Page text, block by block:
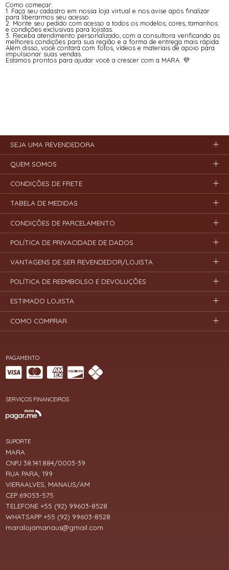
Como começar:
1. Faça seu cadastro em nossa loja virtual e nos avise após finalizar
para liberarmos seu acesso.
2. Monte seu pedido com acesso a todos os modelos, cores, tamanhos
e condições exclusivas para lojistas.
3. Receba atendimento personalizado, com a consultora verificando as
melhores condições para sua região e a forma de entrega mais rápida.
Além disso, você contará com fotos, vídeos e materiais de apoio para
impulsionar suas vendas.
Estamos prontos para ajudar você a crescer com a MARA. 💜
PAGAMENTO
SERVIÇOS FINANCEIROS
SUPORTE
MARA
CNPJ 38.141.884/0003-39
RUA PARA, 199
VIERAALVES, MANAUS/AM
CEP 69053-575
TELEFONE +55 (92) 99603-8528
WHATSAPP +55 (92) 99603-8528
maralojamanaus@gmail.com
SEJA UMA REVENDEDORA
QUEM SOMOS
CONDIÇÕES DE FRETE
TABELA DE MEDIDAS
CONDIÇÕES DE PARCELAMENTO
POLÍTICA DE PRIVACIDADE DE DADOS
VANTAGENS DE SER REVENDEDOR/LOJISTA
POLÍTICA DE REEMBOLSO E DEVOLUÇÕES
ESTIMADO LOJISTA
COMO COMPRAR